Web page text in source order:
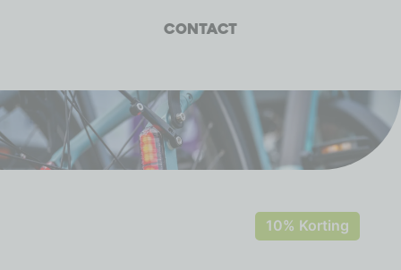
Contact
10% Korting